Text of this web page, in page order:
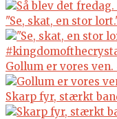
"Se, skat, en stor
Gollum er vores
Skarp fyr, stærkt